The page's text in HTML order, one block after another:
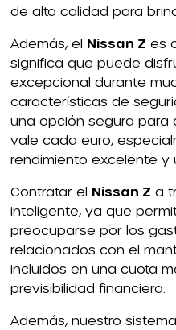
de alta calidad para
Además, el Nissan Z es
significa que puede
excepcional durante
características de
una opción segura para
vale cada euro,
rendimiento excelente y
Contratar el Nissan Z a
inteligente, ya que
preocuparse por los
relacionados con el
incluidos en una cuota
previsibilidad financiera.
Además, nuestro